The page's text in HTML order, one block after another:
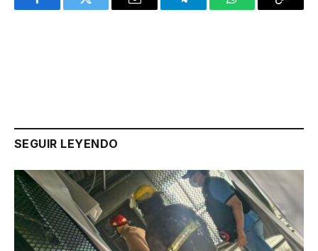
FacebookTwitter Email TelegramWhatsAppCopy
SEGUIR LEYENDO